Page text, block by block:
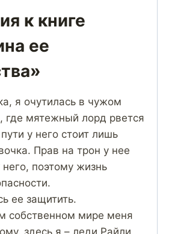
к книге
ее
я очутилась в чужом
где мятежный лорд рвется
у него стоит лишь
Прав на трон у нее
поэтому жизнь
ее защитить.
собственном мире меня